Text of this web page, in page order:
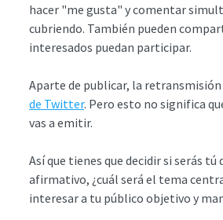
hacer "me gusta" y comentar
cubriendo. También pueden
interesados puedan participar.
Aparte de publicar, la
de Twitter. Pero esto no significa
vas a emitir.
Así que tienes que decidir si serás
afirmativo, ¿cuál será el tema
interesar a tu público objetivo y